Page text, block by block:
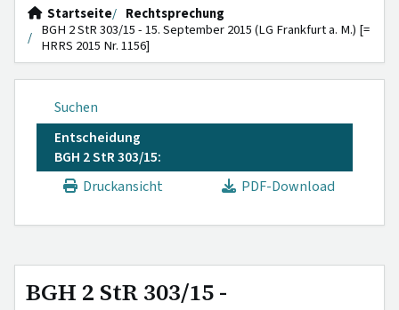
Startseite
Rechtsprechung
BGH 2 StR 303/15 - 15. September 2015 (LG Frankfurt a. M.) [=
HRRS 2015 Nr. 1156]
Suchen
Entscheidung
BGH 2 StR 303/15:
Druckansicht
PDF-Download
BGH 2 StR 303/15 -